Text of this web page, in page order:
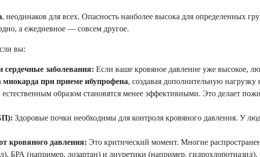
, неодинаков для всех. Опасность наиболее высока для определенных
а ежедневное — совсем другое.
вы:
заболевания: Если ваше кровяное давление уже высокое,
при приеме ибупрофена, создавая дополнительную
образом становятся менее эффективными. Это делает
Здоровые почки необходимы для контроля кровяного давления. У
кровяного давления: Это критический момент. Многие
(например, лозартан) и диуретики (например, гидрохлоротиазид),